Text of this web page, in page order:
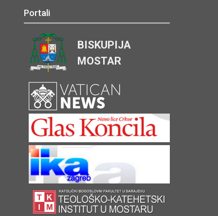
Portali
BISKUPIJA
MOSTAR